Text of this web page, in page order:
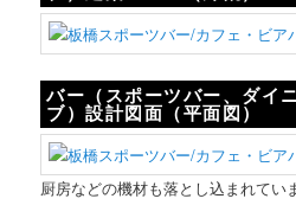
バー（スポーツバー、ダイ
ブ）設計図面（平面図）
厨房などの機材も落とし込まれてい